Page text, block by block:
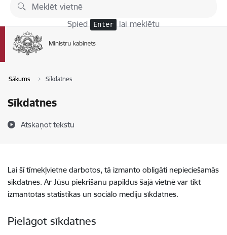
Pāriet uz lapas saturu
Spied Enter lai meklētu
Sākums Sīkdatnes
Sīkdatnes
Atskaņot tekstu
Lai šī tīmekļvietne darbotos, tā izmanto obligāti nepieciešamās
sīkdatnes. Ar Jūsu piekrišanu papildus šajā vietnē var tikt
izmantotas statistikas un sociālo mediju sīkdatnes.
Pielāgot sīkdatnes